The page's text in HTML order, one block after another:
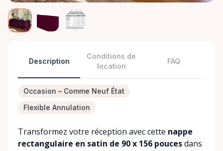
Description
Conditions de
location
FAQ
Occasion – Comme Neuf État
Flexible Annulation
Transformez votre réception avec cette nappe
rectangulaire en satin de 90 x 156 poucesdans